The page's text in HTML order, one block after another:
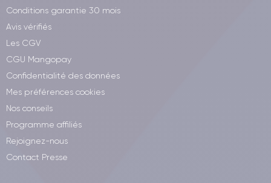
Conditions garantie 30 mois
Avis vérifiés
Les CGV
CGU Mangopay
Confidentialité des données
Mes préférences cookies
Nos conseils
Programme affiliés
Rejoignez-nous
Contact Presse